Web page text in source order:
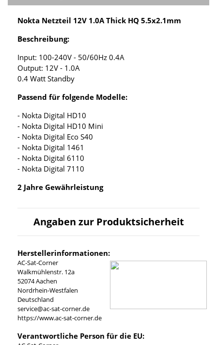
Nokta Netzteil 12V 1.0A Thick HQ 5.5x2.1mm
Beschreibung:
Input: 100-240V - 50/60Hz 0.4A
Output: 12V - 1.0A
0.4 Watt Standby
Passend für folgende Modelle:
- Nokta Digital HD10
- Nokta Digital HD10 Mini
- Nokta Digital Eco S40
- Nokta Digital 1461
- Nokta Digital 6110
- Nokta Digital 7110
2 Jahre Gewährleistung
Angaben zur Produktsicherheit
Herstellerinformationen:
AC-Sat-Corner
Walkmühlenstr. 12a
52074 Aachen
Nordrhein-Westfalen
Deutschland
service@ac-sat-corner.de
https://www.ac-sat-corner.de
Verantwortliche Person für die EU: